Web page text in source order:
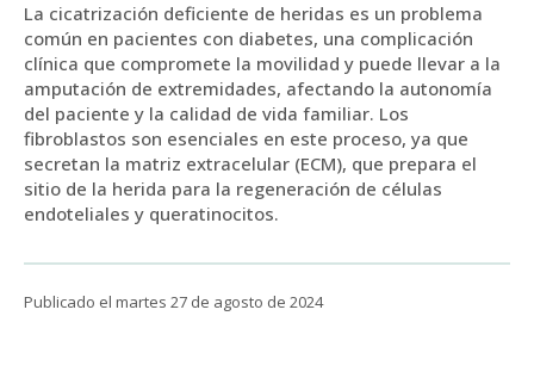
ENGLISH
Estudiantes
Académicas/os
Funcionarias/os
La cicatrización deficiente de heridas es un problema
común en pacientes con diabetes, una complicación
clínica que compromete la movilidad y puede llevar a la
amputación de extremidades, afectando la autonomía
del paciente y la calidad de vida familiar. Los
fibroblastos son esenciales en este proceso, ya que
secretan la matriz extracelular (ECM), que prepara el
sitio de la herida para la regeneración de células
endoteliales y queratinocitos.
Publicado el martes 27 de agosto de 2024